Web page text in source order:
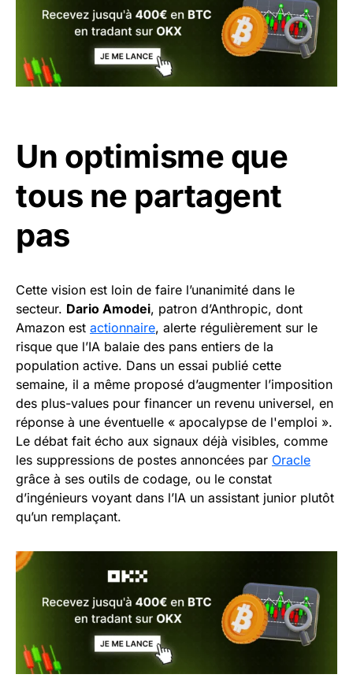
Un optimisme que
tous ne partagent
pas
Cette vision est loin de faire l’unanimité dans le
secteur. Dario Amodei, patron d’Anthropic, dont
Amazon est actionnaire, alerte régulièrement sur le
risque que l’IA balaie des pans entiers de la
population active. Dans un essai publié cette
semaine, il a même proposé d’augmenter l’imposition
des plus-values pour financer un revenu universel, en
réponse à une éventuelle « apocalypse de l'emploi ».
Le débat fait écho aux signaux déjà visibles, comme
les suppressions de postes annoncées par Oracle
grâce à ses outils de codage, ou le constat
d’ingénieurs voyant dans l’IA un assistant junior plutôt
qu’un remplaçant.